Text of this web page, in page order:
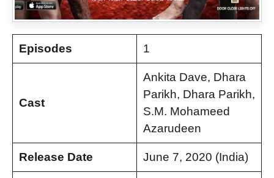
Episodes 1
Cast
Ankita Dave, Dhara
Parikh, Dhara Parikh,
S.M. Mohameed
Azarudeen
Release Date June 7, 2020 (India)